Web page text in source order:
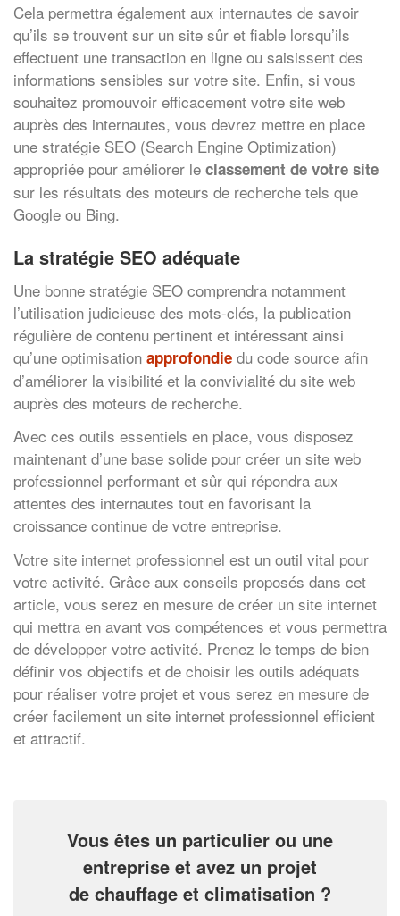
Cela permettra également aux internautes de savoir
qu’ils se trouvent sur un site sûr et fiable lorsqu’ils
effectuent une transaction en ligne ou saisissent des
informations sensibles sur votre site. Enfin, si vous
souhaitez promouvoir efficacement votre site web
auprès des internautes, vous devrez mettre en place
une stratégie SEO (Search Engine Optimization)
appropriée pour améliorer le classement de votre site
sur les résultats des moteurs de recherche tels que
Google ou Bing.
La stratégie SEO adéquate
Une bonne stratégie SEO comprendra notamment
l’utilisation judicieuse des mots-clés, la publication
régulière de contenu pertinent et intéressant ainsi
qu’une optimisation approfondie du code source afin
d’améliorer la visibilité et la convivialité du site web
auprès des moteurs de recherche.
Avec ces outils essentiels en place, vous disposez
maintenant d’une base solide pour créer un site web
professionnel performant et sûr qui répondra aux
attentes des internautes tout en favorisant la
croissance continue de votre entreprise.
Votre site internet professionnel est un outil vital pour
votre activité. Grâce aux conseils proposés dans cet
article, vous serez en mesure de créer un site internet
qui mettra en avant vos compétences et vous permettra
de développer votre activité. Prenez le temps de bien
définir vos objectifs et de choisir les outils adéquats
pour réaliser votre projet et vous serez en mesure de
créer facilement un site internet professionnel efficient
et attractif.
Vous êtes un particulier ou une
entreprise et avez un projet
de chauffage et climatisation ?